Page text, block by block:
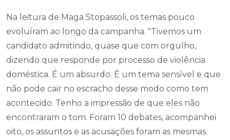
Na leitura de Maga Stopassoli, os temas pouco
evoluíram ao longo da campanha. "Tivemos um
candidato admitindo, quase que com orgulho,
dizendo que responde por processo de violência
doméstica. É um absurdo. É um tema sensível e que
não pode cair no escracho desse modo como tem
acontecido. Tenho a impressão de que eles não
encontraram o tom. Foram 10 debates, acompanhei
oito, os assuntos e as acusações foram as mesmas.